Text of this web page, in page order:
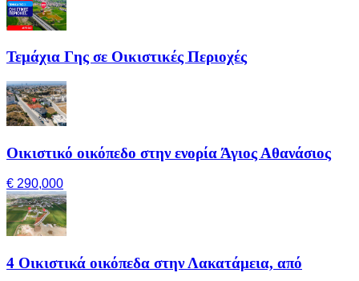
Τεμάχια Γης σε Οικιστικές Περιοχές
Οικιστικό οικόπεδο στην ενορία Άγιος Αθανάσιος
€ 290,000
4 Οικιστικά οικόπεδα στην Λακατάμεια, από